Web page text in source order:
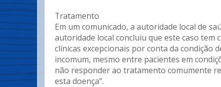
Tratamento
Em um comunicado, a autoridade local de
autoridade local concluiu que este caso tem
clínicas excepcionais por conta da condição
incomum, mesmo entre pacientes em
não responder ao tratamento comumente
esta doença”.